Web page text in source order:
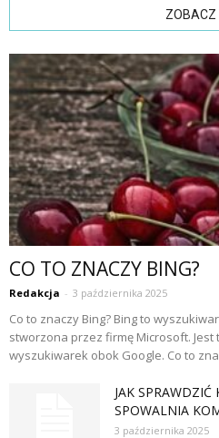
ZOBACZ
CO TO ZNACZY BING?
Redakcja - 3 października 2025
Co to znaczy Bing? Bing to
stworzona przez firmę Microsoft.
wyszukiwarek obok Google. Co to
JAK SPRAWDZIĆ
SPOWALNIA
3 października 2025